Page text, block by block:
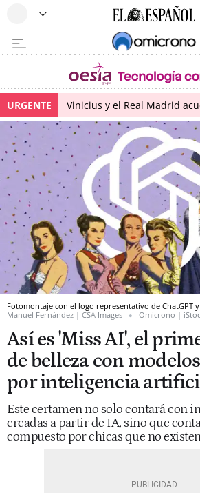
URGENTE Vinicius y el Real Madrid
Fotomontaje con el logo representativo de ChatGPT
Manuel Fernández | CSA Images
Omicrono |
Así es 'Miss AI', el
de belleza con
por inteligencia
Este certamen no solo contará con
creadas a partir de IA, sino que
compuesto por chicas que no